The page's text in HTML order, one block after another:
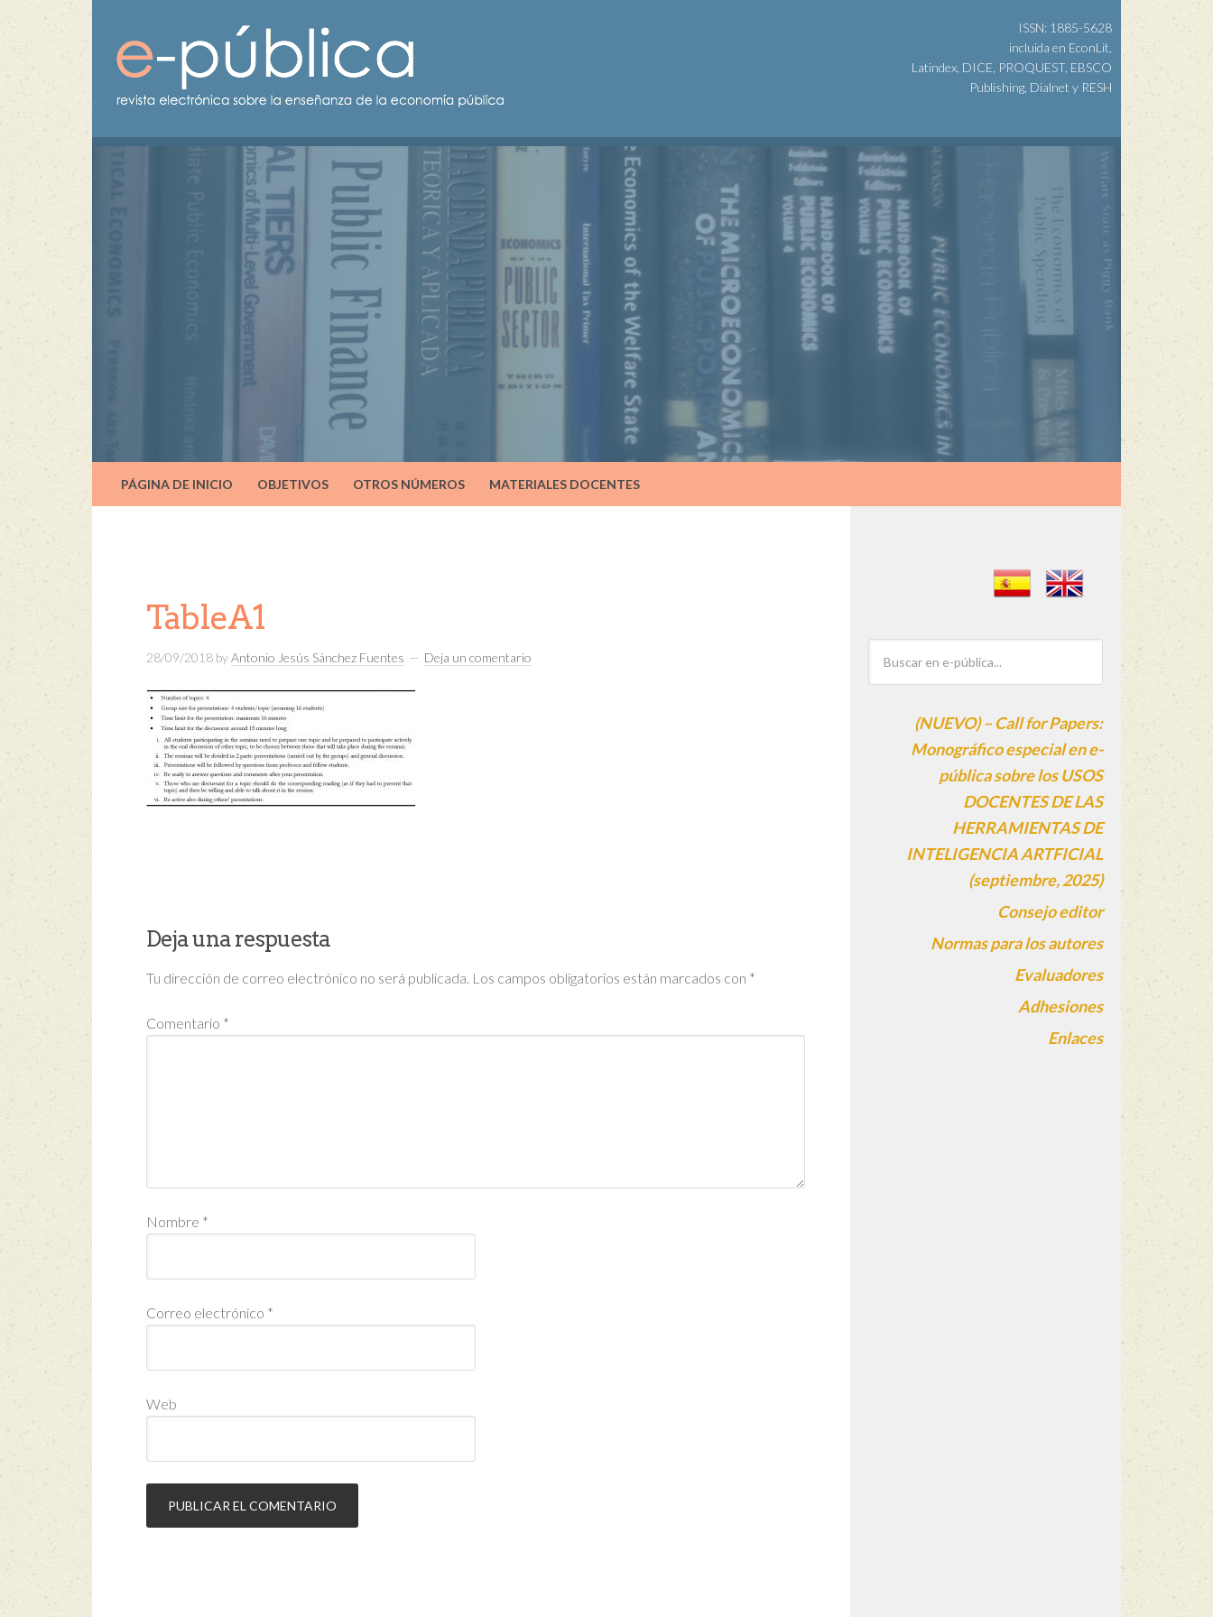
ISSN: 1885-5628
incluida en EconLit,
Latindex, DICE, PROQUEST, EBSCO
Publishing, Dialnet y RESH
PÁGINA DE INICIO OBJETIVOS OTROS NÚMEROS MATERIALES DOCENTES
TableA1
28/09/2018 byAntonio Jesús Sánchez Fuentes Deja un comentario
Deja una respuesta
Tu dirección de correo electrónico no será publicada. Los campos obligatorios están marcados con *
Comentario *
Nombre *
Correo electrónico *
Web
(NUEVO) – Call for Papers:
Monográfico especial en e-
pública sobre los USOS
DOCENTES DE LAS
HERRAMIENTAS DE
INTELIGENCIA ARTFICIAL
(septiembre, 2025)
Consejo editor
Normas para los autores
Evaluadores
Adhesiones
Enlaces